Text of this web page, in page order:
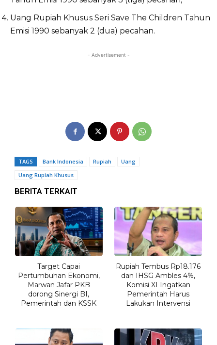
Uang Rupiah Khusus Seri Save The Children Tahun
Emisi 1990 sebanyak 2 (dua) pecahan.
- Advertisement -
TAGS Bank Indonesia Rupiah
Uang
Uang Rupiah Khusus
BERITA TERKAIT
Target Capai
Pertumbuhan Ekonomi,
Marwan Jafar PKB
dorong Sinergi BI,
Pemerintah dan KSSK
Rupiah Tembus Rp18.176
dan IHSG Ambles 4%,
Komisi XI Ingatkan
Pemerintah Harus
Lakukan Intervensi